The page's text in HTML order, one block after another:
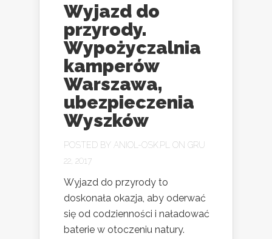
Wyjazd do
przyrody.
Wypożyczalnia
kamperów
Warszawa,
ubezpieczenia
Wyszków
POSTED BY ANIOL-OSK.PL
ON GRU
22, 2017
Wyjazd do przyrody to
doskonała okazja, aby oderwać
się od codzienności i naładować
baterie w otoczeniu natury.